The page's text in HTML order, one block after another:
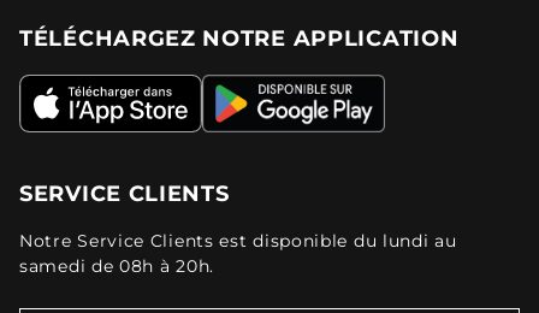
TÉLÉCHARGEZ NOTRE APPLICATION
SERVICE CLIENTS
Notre Service Clients est disponible du lundi au
samedi de 08h à 20h.